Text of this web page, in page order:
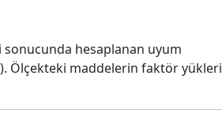
sonucunda hesaplanan uyum
Ölçekteki maddelerin faktör yükleri